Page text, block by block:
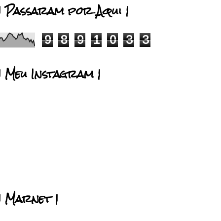
Passaram por Aqui |
9 8 9 1 0 3 3
Meu Instagram |
Marnet |